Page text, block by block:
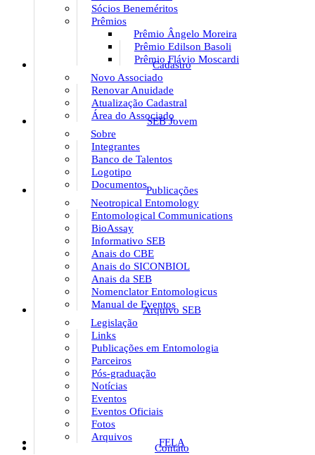
Sócios Beneméritos
Prêmios
Prêmio Ângelo Moreira
Prêmio Edilson Basoli
Prêmio Flávio Moscardi
Cadastro
Novo Associado
Renovar Anuidade
Atualização Cadastral
Área do Associado
SEB Jovem
Sobre
Integrantes
Banco de Talentos
Logotipo
DocumentosPublicações
Neotropical Entomology
Entomological Communications
BioAssay
Informativo SEB
Anais do CBE
Anais do SICONBIOL
Anais da SEB
Nomenclator Entomologicus
Manual de Eventos
Arquivo SEB
Legislação
Links
Publicações em Entomologia
Parceiros
Pós-graduação
Notícias
Eventos
Eventos Oficiais
Fotos
Arquivos
FELA
Contato